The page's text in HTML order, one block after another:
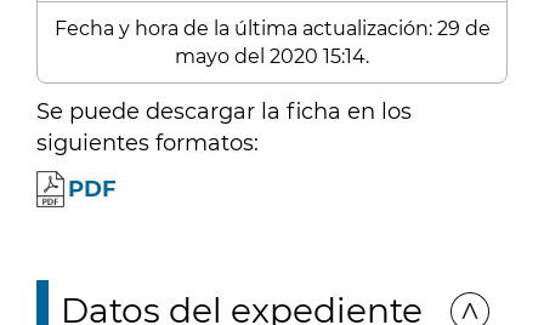
Fecha y hora de la última actualización: 29 de
mayo del 2020 15:14.
Se puede descargar la ficha en los
siguientes formatos:
PDF
Datos del expediente